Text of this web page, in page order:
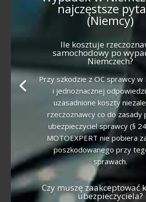
najczęstsze
(Niemcy)
Ile kosztuje
samochodowy po
Niemczech?
Przy szkodzie z OC sprawcy w
i jednoznacznej
uzasadnione koszty
rzeczoznawcy co do zasady
ubezpieczyciel sprawcy (§
MOTOEXPERT nie pobiera
poszkodowanego przy
sprawach.
Czy muszę zaakceptować
ubezpieczyciela?